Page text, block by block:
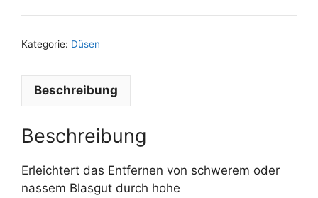
Kategorie: Düsen
Beschreibung
Beschreibung
Erleichtert das Entfernen von schwerem oder
nassem Blasgut durch hohe